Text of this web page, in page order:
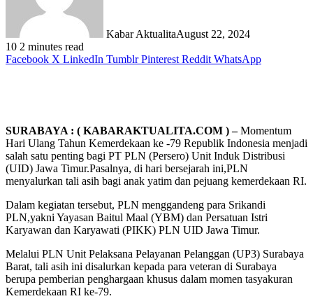
Kabar AktualitaAugust 22, 2024
10 2 minutes read
Facebook X LinkedIn Tumblr Pinterest Reddit WhatsApp
SURABAYA : ( KABARAKTUALITA.COM ) –Momentum
Hari Ulang Tahun Kemerdekaan ke -79 Republik Indonesia menjadi
salah satu penting bagi PT PLN (Persero) Unit Induk Distribusi
(UID) Jawa Timur.Pasalnya, di hari bersejarah ini,PLN
menyalurkan tali asih bagi anak yatim dan pejuang kemerdekaan RI.
Dalam kegiatan tersebut, PLN menggandeng para Srikandi
PLN,yakni Yayasan Baitul Maal (YBM) dan Persatuan Istri
Karyawan dan Karyawati (PIKK) PLN UID Jawa Timur.
Melalui PLN Unit Pelaksana Pelayanan Pelanggan (UP3) Surabaya
Barat, tali asih ini disalurkan kepada para veteran di Surabaya
berupa pemberian penghargaan khusus dalam momen tasyakuran
Kemerdekaan RI ke-79.